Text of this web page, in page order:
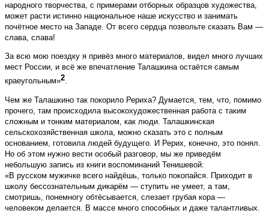
народного творчества, с примерами отборных образцов художества,
может расти истинно национальное наше искусство и занимать
почётное место на Западе. От всего сердца позвольте сказать Вам —
слава, слава!
За всю мою поездку я привёз много материалов, видел много лучших
мест России, и всё же впечатление Талашкина остаётся самым
краеугольным»2.
Чем же Талашкино так покорило Рериха? Думается, тем, что, помимо
прочего, там происходила высокохудожественная работа с таким
сложным и тонким материалом, как люди. Талашкинская
сельскохозяйственная школа, можно сказать это с полным
основанием, готовила людей будущего. И Рерих, конечно, это понял.
Но об этом нужно вести особый разговор, мы же приведём
небольшую запись из книги воспоминаний Тенишевой:
«В русском мужичке всего найдёшь, только покопайся. Приходит в
школу бессознательным дикарём — ступить не умеет, а там,
смотришь, понемногу обтёсывается, слезает грубая ко­ра —
человеком делается. В массе много способных и даже талантливых.